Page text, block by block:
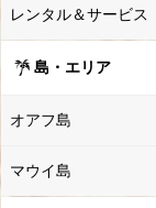
レンタル＆サービス
島・エリア
オアフ島
マウイ島